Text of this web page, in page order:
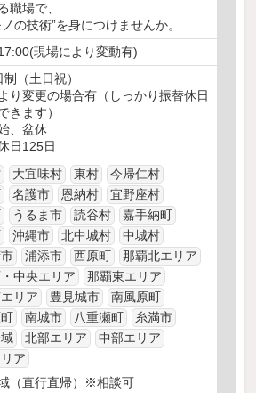
職場で、
の技術”を身につけませんか。
現場により変動有)
（土日祝）
り変更の場合有（しっかり振替休日
きます）
、盆休
日125日
大宜味村 東村
今帰仁村
名護市 恩納村
宜野座村
うるま市 読谷村
嘉手納町
沖縄市 北中城村
中城村
浦添市 西原町
那覇北エリア
中央エリア
那覇東エリア
リア
豊見城市
南風原町
南城市 八重瀬町
糸満市
北部エリア
中部エリア
ア
（直行直帰）※相談可